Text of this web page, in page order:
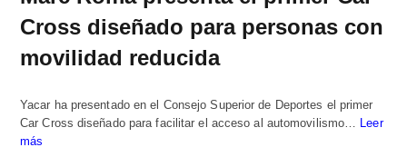
Cross diseñado para personas con
movilidad reducida
Yacar ha presentado en el Consejo Superior de Deportes el primer
Car Cross diseñado para facilitar el acceso al automovilismo… Leer
más